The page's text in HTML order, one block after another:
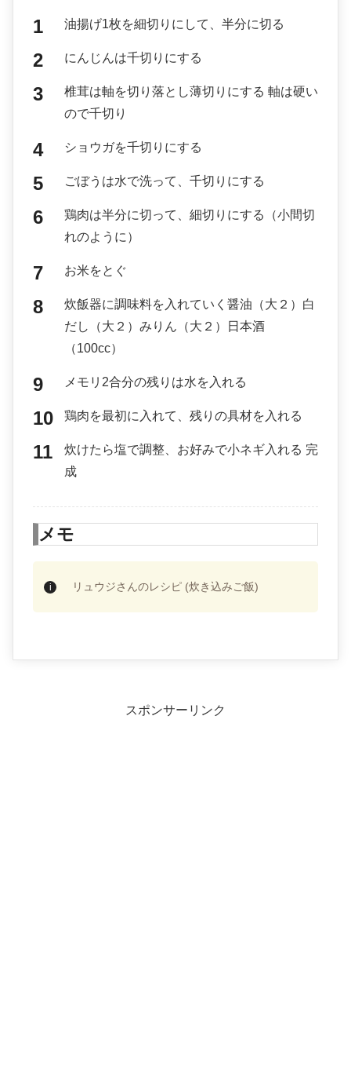
油揚げ1枚を細切りにして、半分に切る
にんじんは千切りにする
椎茸は軸を切り落とし薄切りにする 軸は硬い
ので千切り
ショウガを千切りにする
ごぼうは水で洗って、千切りにする
鶏肉は半分に切って、細切りにする（小間切
れのように）
お米をとぐ
炊飯器に調味料を入れていく醤油（大２）白
だし（大２）みりん（大２）日本酒
（100cc）
メモリ2合分の残りは水を入れる
鶏肉を最初に入れて、残りの具材を入れる
炊けたら塩で調整、お好みで小ネギ入れる 完
成
メモ
リュウジさんのレシピ (炊き込みご飯)
スポンサーリンク